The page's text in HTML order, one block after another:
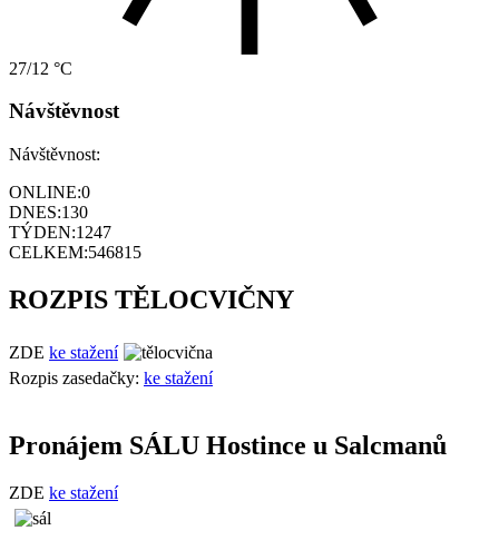
27/12 °C
Návštěvnost
Návštěvnost:
ONLINE:0
DNES:130
TÝDEN:1247
CELKEM:546815
ROZPIS TĚLOCVIČNY
ZDE ke stažení
Rozpis zasedačky: ke stažení
Pronájem SÁLU Hostince u Salcmanů
ZDE ke stažení